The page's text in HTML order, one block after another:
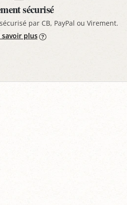
sécurisé
par CB, PayPal ou Virement.
savoir plus